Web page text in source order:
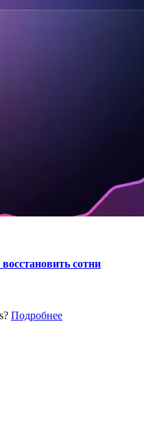
сотни
Подробнее